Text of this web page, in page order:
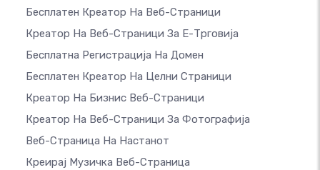
Бесплатен Креатор На Веб-Страници
Креатор На Веб-Страници За Е-Трговија
Бесплатна Регистрација На Домен
Бесплатен Креатор На Целни Страници
Креатор На Бизнис Веб-Страници
Креатор На Веб-Страници За Фотографија
Веб-Страница На Настанот
Креирај Музичка Веб-Страница